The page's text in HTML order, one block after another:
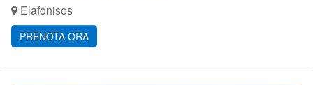
Elafonisos
PRENOTA ORA